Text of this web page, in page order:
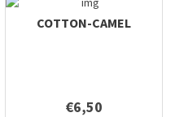
COTTON-CAMEL
€6,50